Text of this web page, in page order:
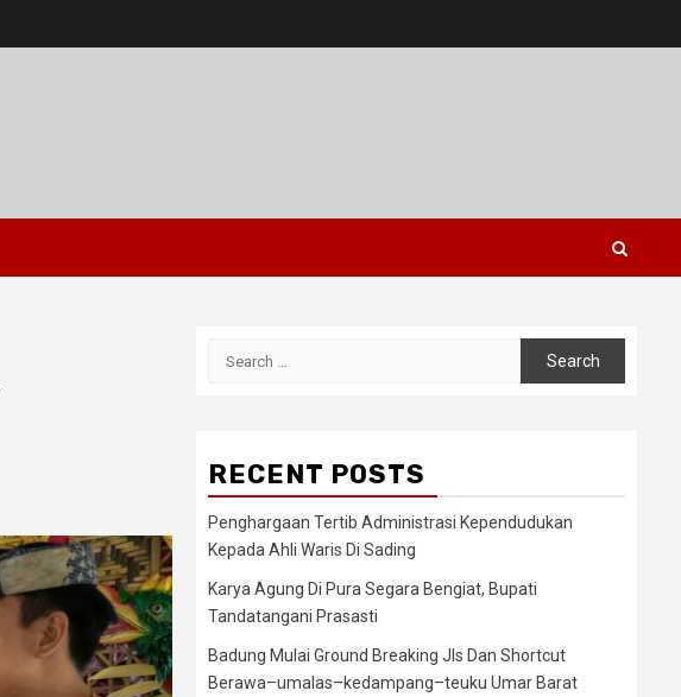
RECENT POSTS
Penghargaan Tertib Administrasi Kependudukan
Kepada Ahli Waris Di Sading
Karya Agung Di Pura Segara Bengiat, Bupati
Tandatangani Prasasti
Badung Mulai Ground Breaking Jls Dan Shortcut
Berawa–umalas–kedampang–teuku Umar Barat